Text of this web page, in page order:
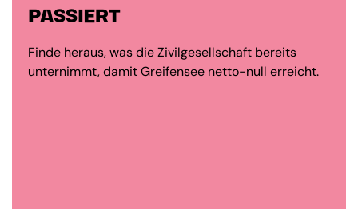
PASSIERT
Finde heraus, was die Zivilgesellschaft bereits
unternimmt, damit Greifensee netto-null erreicht.